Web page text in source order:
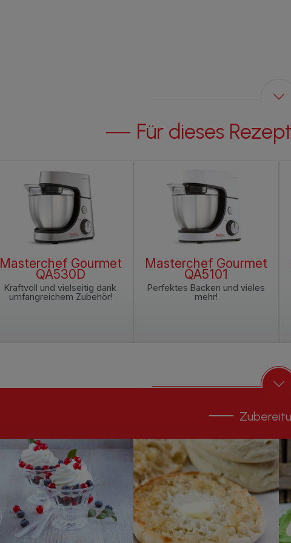
Für dieses
Masterchef Gourmet
QA530D
Kraftvoll und vielseitig dank
umfangreichem Zubehör!
Masterchef Gourmet
QA5101
Perfektes Backen und vieles
mehr!